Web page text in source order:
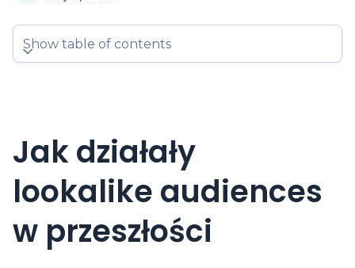
Show table of contents
Jak działały
lookalike audiences
w przeszłości